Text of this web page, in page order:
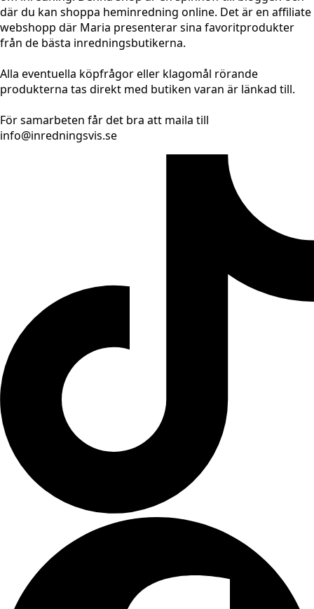
där du kan shoppa heminredning online. Det är en affiliate
webshopp där Maria presenterar sina favoritprodukter
från de bästa inredningsbutikerna.
Alla eventuella köpfrågor eller klagomål rörande
produkterna tas direkt med butiken varan är länkad till.
För samarbeten får det bra att maila till
info@inredningsvis.se